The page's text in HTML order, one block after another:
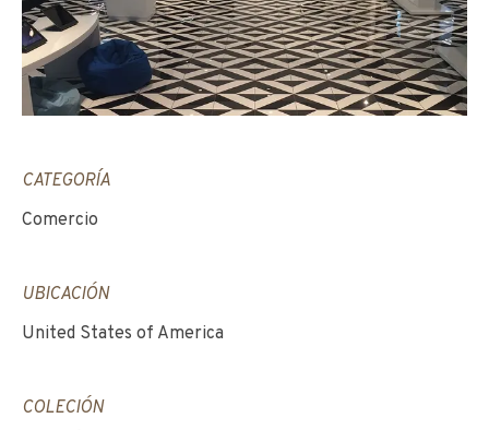
CATEGORÍA
Comercio
UBICACIÓN
United States of America
COLECIÓN